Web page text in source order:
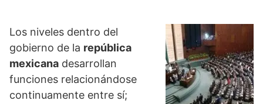
Los niveles dentro del
gobierno de la república
mexicana desarrollan
funciones relacionándose
continuamente entre sí;